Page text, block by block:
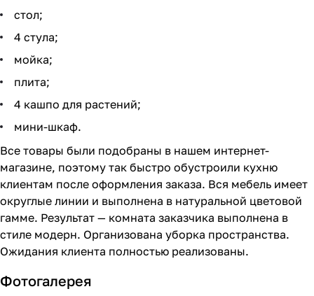
стол;
4 стула;
мойка;
плита;
4 кашпо для растений;
мини-шкаф.
Все товары были подобраны в нашем интернет-
магазине, поэтому так быстро обустроили кухню
клиентам после оформления заказа. Вся мебель имеет
округлые линии и выполнена в натуральной цветовой
гамме. Результат — комната заказчика выполнена в
стиле модерн. Организована уборка пространства.
Ожидания клиента полностью реализованы.
Фотогалерея